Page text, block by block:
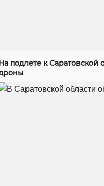
подлете к Саратовской